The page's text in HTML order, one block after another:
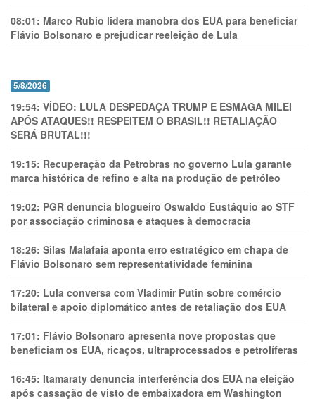
08:01: Marco Rubio lidera manobra dos EUA para beneficiar
Flávio Bolsonaro e prejudicar reeleição de Lula
5/8/2026
19:54: VÍDEO: LULA DESPEDAÇA TRUMP E ESMAGA MILEI
APÓS ATAQUES!! RESPEITEM O BRASIL!! RETALIAÇÃO
SERÁ BRUTAL!!!
19:15: Recuperação da Petrobras no governo Lula garante
marca histórica de refino e alta na produção de petróleo
19:02: PGR denuncia blogueiro Oswaldo Eustáquio ao STF
por associação criminosa e ataques à democracia
18:26: Silas Malafaia aponta erro estratégico em chapa de
Flávio Bolsonaro sem representatividade feminina
17:20: Lula conversa com Vladimir Putin sobre comércio
bilateral e apoio diplomático antes de retaliação dos EUA
17:01: Flávio Bolsonaro apresenta nove propostas que
beneficiam os EUA, ricaços, ultraprocessados e petrolíferas
16:45: Itamaraty denuncia interferência dos EUA na eleição
após cassação de visto de embaixadora em Washington